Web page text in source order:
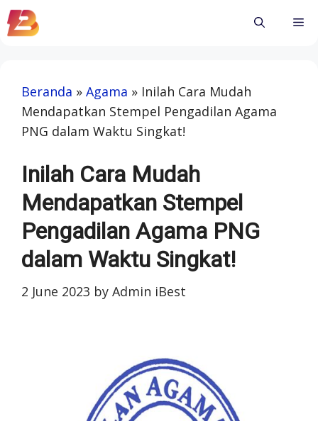
Skip
to
Beranda » Agama » Inilah Cara Mudah
Mendapatkan Stempel Pengadilan Agama
PNG dalam Waktu Singkat!
Inilah Cara Mudah
Mendapatkan Stempel
Pengadilan Agama PNG
dalam Waktu Singkat!
2 June 2023 by Admin iBest